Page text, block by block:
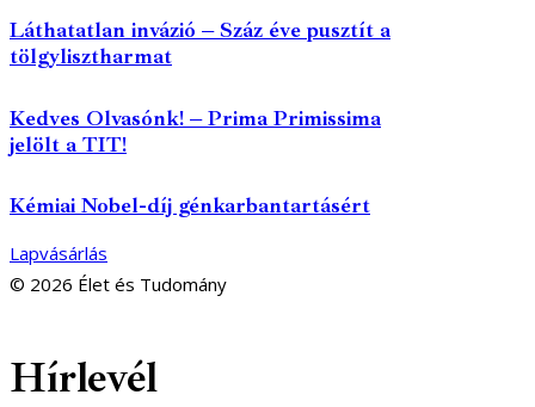
Láthatatlan invázió – Száz éve pusztít a
tölgylisztharmat
Kedves Olvasónk! – Prima Primissima
jelölt a TIT!
Kémiai Nobel-díj génkarbantartásért
Lapvásárlás
© 2026 Élet és Tudomány
Hírlevél